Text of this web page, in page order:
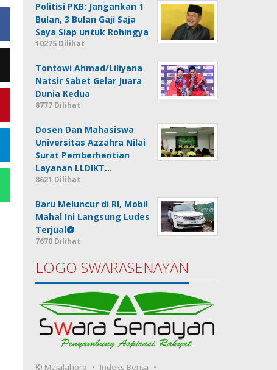
Politisi PKB: Jangankan 1
Bulan, 3 Bulan Gaji Saja
Saya Siap untuk Rohingya
10275 Dilihat
Tontowi Ahmad/Liliyana
Natsir Sabet Gelar Juara
Dunia Kedua
8777 Dilihat
Dosen Dan Mahasiswa
Universitas Azzahra Nilai
Surat Pemberhentian
Layanan LLDIKT…
8621 Dilihat
Baru Meluncur di RI, Mobil
Mahal Ini Langsung Ludes
Terjual
7670 Dilihat
LOGO SWARASENAYAN
© Majalahpro
Indeks Berita